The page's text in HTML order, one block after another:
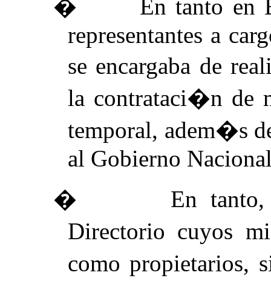
�
En tanto en
representantes a
se encargaba de
la contrataci�n de
temporal, adem�s
al Gobierno
�
En
Directorio cuyos
como propietarios,